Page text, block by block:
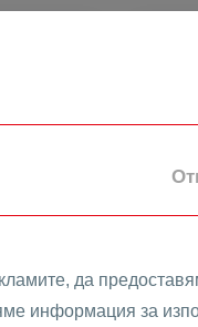
да
информация за